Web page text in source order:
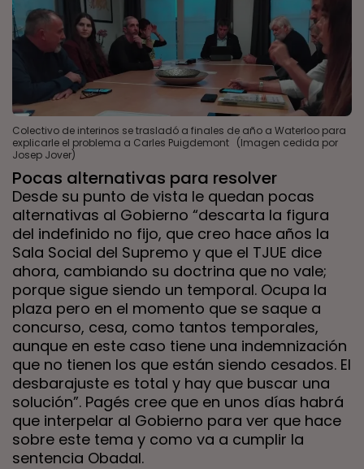
Colectivo de interinos se trasladó a finales de año a Waterloo para
explicarle el problema a Carles Puigdemont (Imagen cedida por
Josep Jover)
Pocas alternativas para resolver
Desde su punto de vista le quedan pocas
alternativas al Gobierno “descarta la figura
del indefinido no fijo, que creo hace años la
Sala Social del Supremo y que el TJUE dice
ahora, cambiando su doctrina que no vale;
porque sigue siendo un temporal. Ocupa la
plaza pero en el momento que se saque a
concurso, cesa, como tantos temporales,
aunque en este caso tiene una indemnización
que no tienen los que están siendo cesados. El
desbarajuste es total y hay que buscar una
solución”. Pagés cree que en unos días habrá
que interpelar al Gobierno para ver que hace
sobre este tema y como va a cumplir la
sentencia Obadal.